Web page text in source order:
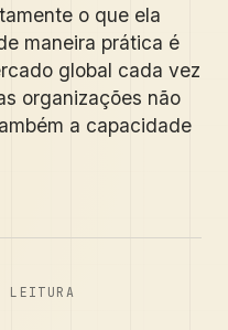
o que ela
maneira prática é
global cada vez
organizações não
a capacidade
LEITURA